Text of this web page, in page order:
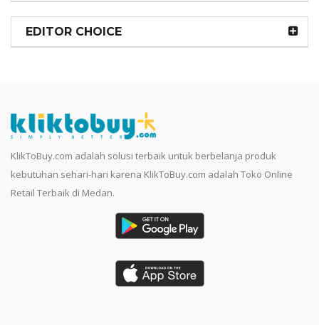
EDITOR CHOICE
KlikToBuy.com adalah solusi terbaik untuk berbelanja produk
kebutuhan sehari-hari karena KlikToBuy.com adalah Toko Online
Retail Terbaik di Medan.